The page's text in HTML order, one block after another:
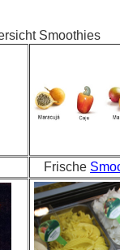
Smoothies
Frische